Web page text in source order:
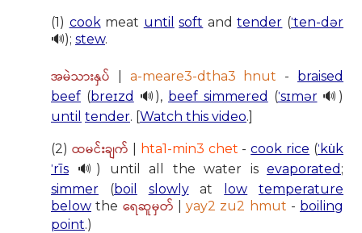
(1) cook meat until soft andtender (ˈten-dər
🔊); stew.
အမဲသားနှပ် a-meare3-dtha3 hnut - braised
beef (breɪzd 🔊), beef simmered (ˈsɪmər🔊)
until tender. [Watch this video.]
(2) ထမင်းချက် hta1-min3 chet -cook rice (ˈku̇k
ˈrīs 🔊) until all the water is evaporated ;
simmer (boil slowlyat low
temperature
below the ရေဆူမှတ် yay2 zu2 hmut - boiling
point.)